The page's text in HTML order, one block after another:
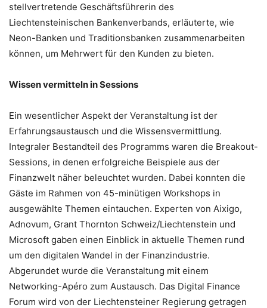
stellvertretende Geschäftsführerin des
Liechtensteinischen Bankenverbands, erläuterte, wie
Neon-Banken und Traditionsbanken zusammenarbeiten
können, um Mehrwert für den Kunden zu bieten.
Wissen vermitteln in Sessions
Ein wesentlicher Aspekt der Veranstaltung ist der
Erfahrungsaustausch und die Wissensvermittlung.
Integraler Bestandteil des Programms waren die Breakout-
Sessions, in denen erfolgreiche Beispiele aus der
Finanzwelt näher beleuchtet wurden. Dabei konnten die
Gäste im Rahmen von 45-minütigen Workshops in
ausgewählte Themen eintauchen. Experten von Aixigo,
Adnovum, Grant Thornton Schweiz/Liechtenstein und
Microsoft gaben einen Einblick in aktuelle Themen rund
um den digitalen Wandel in der Finanzindustrie.
Abgerundet wurde die Veranstaltung mit einem
Networking-Apéro zum Austausch. Das Digital Finance
Forum wird von der Liechtensteiner Regierung getragen